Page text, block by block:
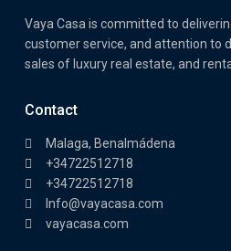
Vaya Casa is committed to
customer service, and attention to
sales of luxury real estate, and
Contact
Malaga, Benalmádena
+34722512718
+34722512718
Info@vayacasa.com
vayacasa.com